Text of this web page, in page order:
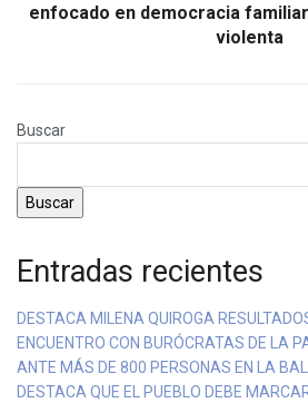
enfocado en democracia
violenta
Buscar
Buscar
Entradas recientes
DESTACA MILENA QUIROGA
ENCUENTRO CON BURÓCRATAS DE LA
ANTE MÁS DE 800 PERSONAS EN LA
DESTACA QUE EL PUEBLO DEBE